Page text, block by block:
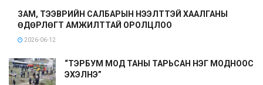
ЗАМ, ТЭЭВРИЙН САЛБАРЫН НЭЭЛТТЭЙ ХААЛГАНЫ
ӨДӨРЛӨГТ АМЖИЛТТАЙ ОРОЛЦЛОО
2026-06-12
“ТЭРБУМ МОД ТАНЫ ТАРЬСАН НЭГ МОДНООС
ЭХЭЛНЭ”